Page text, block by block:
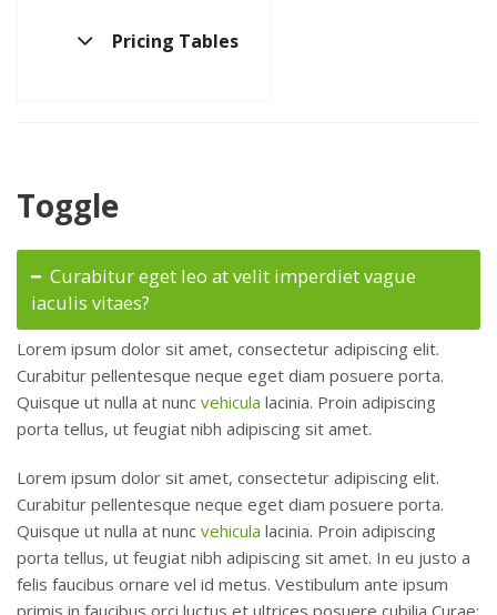
Pricing Tables
Toggle
Curabitur eget leo at velit imperdiet vague
iaculis vitaes?
Lorem ipsum dolor sit amet, consectetur adipiscing elit.
Curabitur pellentesque neque eget diam posuere porta.
Quisque ut nulla at nunc vehicula lacinia. Proin adipiscing
porta tellus, ut feugiat nibh adipiscing sit amet.
Lorem ipsum dolor sit amet, consectetur adipiscing elit.
Curabitur pellentesque neque eget diam posuere porta.
Quisque ut nulla at nunc vehicula lacinia. Proin adipiscing
porta tellus, ut feugiat nibh adipiscing sit amet. In eu justo a
felis faucibus ornare vel id metus. Vestibulum ante ipsum
primis in faucibus orci luctus et ultrices posuere cubilia Curae;